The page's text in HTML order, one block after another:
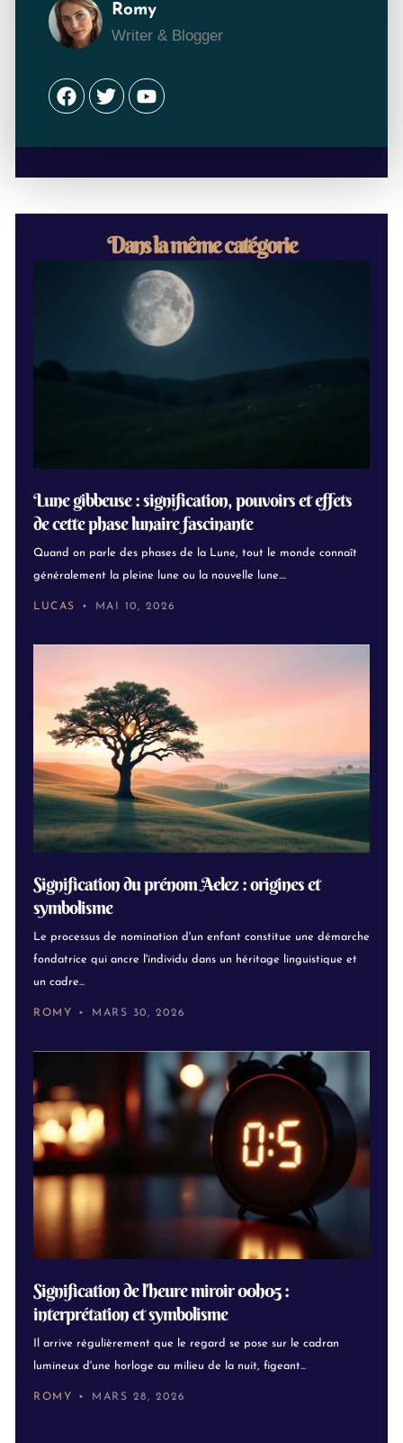
Romy
Writer & Blogger
Facebook
TwitterYoutube
Dans la même catégorie
Lune gibbeuse : signification, pouvoirs et effets
de cette phase lunaire fascinante
Quand on parle des phases de la Lune, tout le monde connaît
généralement la pleine lune ou la nouvelle lune....
LUCAS MAI 10, 2026
Signification du prénom Aelez : origines et
symbolisme
Le processus de nomination d'un enfant constitue une démarche
fondatrice qui ancre l'individu dans un héritage linguistique et
un cadre...
ROMY MARS 30, 2026
Signification de l’heure miroir 00h05 :
interprétation et symbolisme
Il arrive régulièrement que le regard se pose sur le cadran
lumineux d'une horloge au milieu de la nuit, figeant...
ROMY MARS 28, 2026